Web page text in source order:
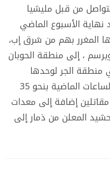
من قبل مليشيا
الأسبوع الماضي
المغرر بهم من شرق إب،
، إلى منطقة الحوبان
الجر لوحدها
والواقعة غرب عبس، خلال الساعات الماضية بنحو 35
إضافة إلى معدات
المعلن من ذمار إلى